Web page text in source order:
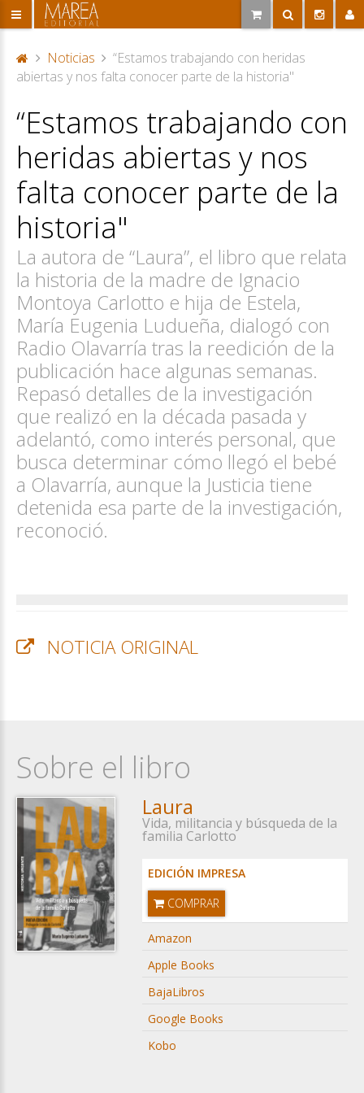
P
ta
a
Noticias
“Estamos trabajando con heridas
abiertas y nos falta conocer parte de la historia"
“Estamos trabajando con
heridas abiertas y nos
falta conocer parte de la
historia"
La autora de “Laura”, el libro que relata
la historia de la madre de Ignacio
Montoya Carlotto e hija de Estela,
María Eugenia Ludueña, dialogó con
Radio Olavarría tras la reedición de la
publicación hace algunas semanas.
Repasó detalles de la investigación
que realizó en la década pasada y
adelantó, como interés personal, que
busca determinar cómo llegó el bebé
a Olavarría, aunque la Justicia tiene
detenida esa parte de la investigación,
reconoció.
NOTICIA ORIGINAL
Sobre el libro
Laura
Vida, militancia y búsqueda de la
familia Carlotto
EDICIÓN IMPRESA
COMPRAR
Amazon
Apple Books
BajaLibros
Google Books
Kobo